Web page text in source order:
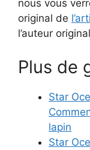
nous vous
original de
l’auteur
Plus de
Star
lapin
Star